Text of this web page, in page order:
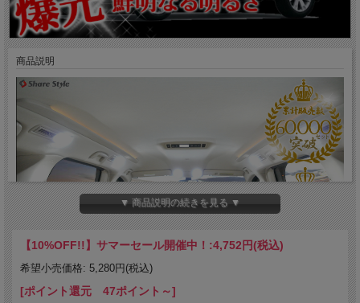
商品説明
▼ 商品説明の続きを見る ▼
【10%OFF!!】サマーセール開催中！:4,752円(税込)
希望小売価格: 5,280円(税込)
[ポイント還元 47ポイント～]